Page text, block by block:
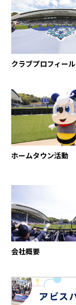
クラブプロフィール
ホームタウン活動
会社概要